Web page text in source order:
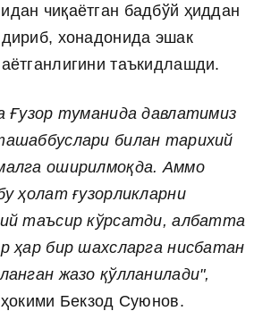
чиқаётган бадбўй ҳиддан
хонадонида эшак
таъкидлашди.
Ғузор туманида давлатимиз
билан тарихий
оширилмоқда. Аммо
ҳолат ғузорликларни
таъсир кўрсатди, албатта
ҳар бир шахсларга нисбатан
жазо қўлланилади",
Бекзод Суюнов.